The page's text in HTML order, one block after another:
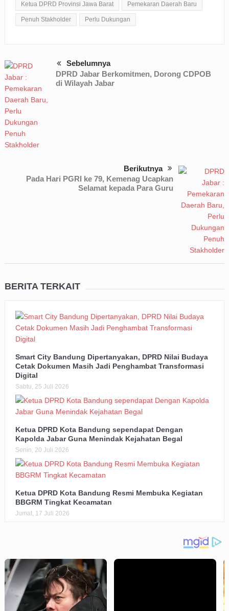
Ketua DPRD Provinsi Jawa Barat Pemekaran Daerah Baru
Penuh Stakholder Perlu Dukungan
Sebelumnya
DPRD Jabar Berkomitmen, Dorong CDPOB
di Wilayah Jabar
Berikutnya
Pada Hari PGRI ke 79, Kemenag Ucapkan
Selamat kepada Para Guru
BERITA TERKAIT
Smart City Bandung Dipertanyakan, DPRD Nilai Budaya
Cetak Dokumen Masih Jadi Penghambat Transformasi
Digital
Sabtu, 25 Juli 2026
Ketua DPRD Kota Bandung sependapat Dengan
Kapolda Jabar Guna Menindak Kejahatan Begal
Senin, 20 Juli 2026
Ketua DPRD Kota Bandung Resmi Membuka Kegiatan
BBGRM Tingkat Kecamatan
Jumat, 17 Juli 2026